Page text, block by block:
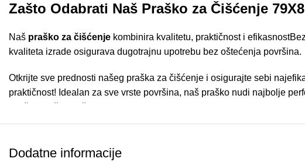
Zašto Odabrati Naš Praško za Čišćenje
Naš praško za čišćenje kombinira kvalitetu, praktičnost i
kvaliteta izrade osigurava dugotrajnu upotrebu bez oštećenja površina.
Otkrijte sve prednosti našeg praška za čišćenje i osigurajte sebi
praktičnost! Idealan za sve vrste površina, naš praško nudi najbolje
Dodatne informacije